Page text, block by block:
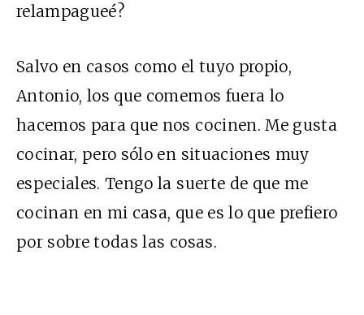
relampagueé?
Salvo en casos como el tuyo propio,
Antonio, los que comemos fuera lo
hacemos para que nos cocinen. Me gusta
cocinar, pero sólo en situaciones muy
especiales. Tengo la suerte de que me
cocinan en mi casa, que es lo que prefiero
por sobre todas las cosas.